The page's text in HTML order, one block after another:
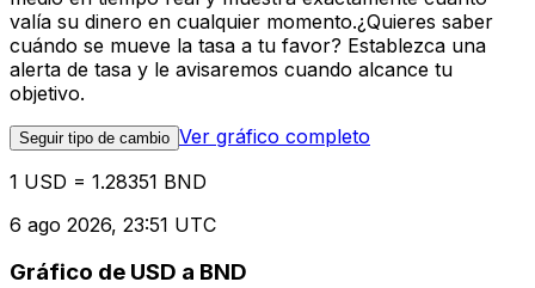
valía su dinero en cualquier momento.¿Quieres saber
cuándo se mueve la tasa a tu favor? Establezca una
alerta de tasa y le avisaremos cuando alcance tu
objetivo.
Seguir tipo de cambio Ver gráfico completo
1 USD = 1.28351 BND
6 ago 2026, 23:51 UTC
Gráfico de USD a BND